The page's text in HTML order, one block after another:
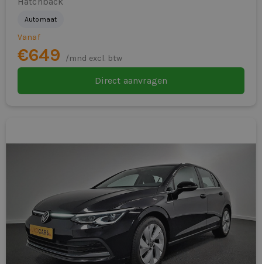
Automaat
Vanaf
€649 /mnd excl. btw
Direct aanvragen